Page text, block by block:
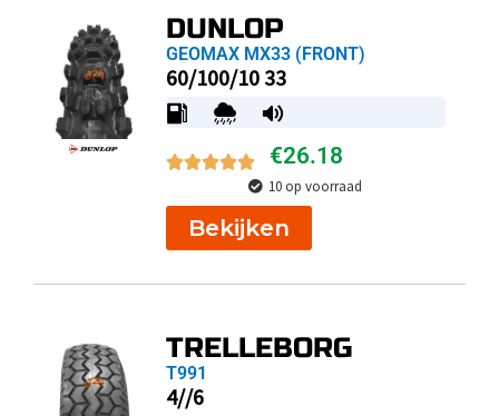
DUNLOP
GEOMAX MX33 (FRONT)
60/100/10 33
€26.18
10 op voorraad
Bekijken
TRELLEBORG
T991
4//6